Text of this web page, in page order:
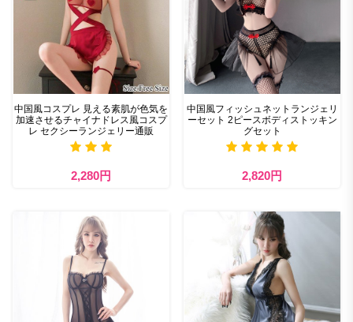
中国風コスプレ 見える素肌が色気を
加速させるチャイナドレス風コスプ
レ セクシーランジェリー通販
2,280円
中国風フィッシュネットランジェリ
ーセット 2ピースボディストッキン
グセット
2,820円